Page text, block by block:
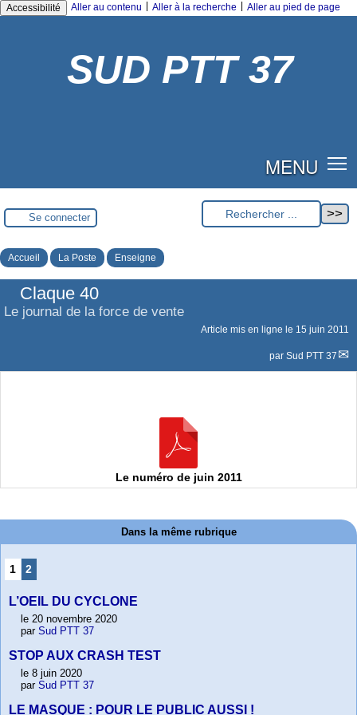
Accessibilité Aller au contenu Aller à la recherche Aller au pied de page
SUD PTT 37
MENU
Se connecter
Accueil La Poste Enseigne
Claque 40
Le journal de la force de vente
Article mis en ligne le 15 juin 2011
par Sud PTT 37
Le numéro de juin 2011
Dans la même rubrique
1 2
L’OEIL DU CYCLONE
le 20 novembre 2020
par Sud PTT 37
STOP AUX CRASH TEST
le 8 juin 2020
par Sud PTT 37
LE MASQUE : POUR LE PUBLIC AUSSI !